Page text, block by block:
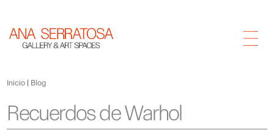
Inicio Blog
Recuerdos de Warhol